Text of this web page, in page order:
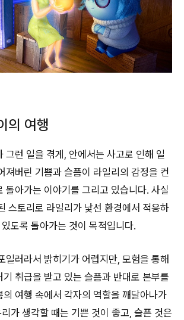
의 여행
그런 일을 겪게, 안에서는 사고로 인해 일
져버린 기쁨과 슬픔이 라일리의 감정을 컨
돌아가는 이야기를 그리고 있습니다. 사실
스토리로 라일리가 낯선 환경에서 적응하
도록 돌아가는 것이 목적입니다.
일러라서 밝히기가 어렵지만, 모험을 통해
기 취급을 받고 있는 슬픔과 반대로 본부를
의 여행 속에서 각자의 역할을 깨달아나가
가 생각할 때는 기쁜 것이 좋고, 슬픈 것은